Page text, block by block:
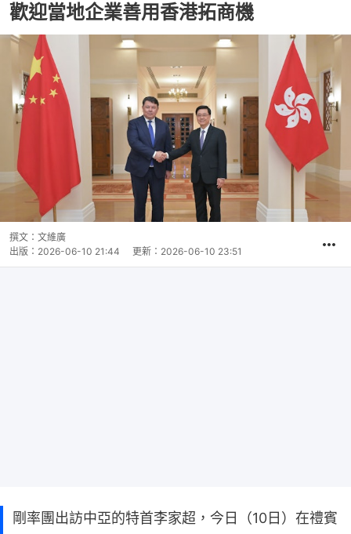
歡迎當地企業善用香港拓商機
撰文： 文維廣
出版： 2026-06-10 21:44 更新： 2026-06-10 23:51
剛率團出訪中亞的特首李家超，今日（10日）在禮賓